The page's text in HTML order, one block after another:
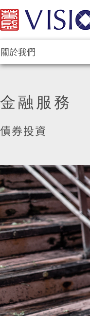
關於我們
金融服務
債券投資